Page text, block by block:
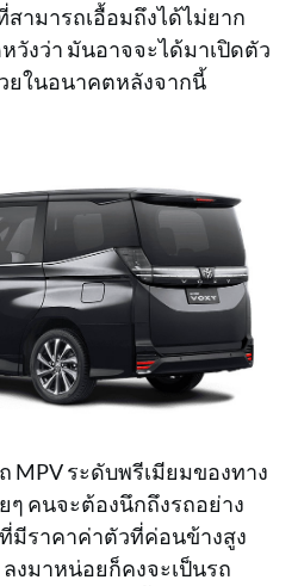
ามารถเอื้อมถึงได้ไม่ยาก
งว่า มันอาจจะได้มาเปิดตัว
ยในอนาคตหลังจากนี้
MPV ระดับพรีเมียมของทาง
ๆ คนจะต้องนึกถึงรถอย่าง
มีราคาค่าตัวที่ค่อนข้างสูง
ลงมาหน่อยก็คงจะเป็นรถ